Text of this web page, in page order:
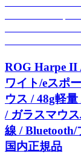
ROG Harpe II
ワイト/eスポ
ウス / 48g軽
/ ガラスマウ
線 /
国内正規品